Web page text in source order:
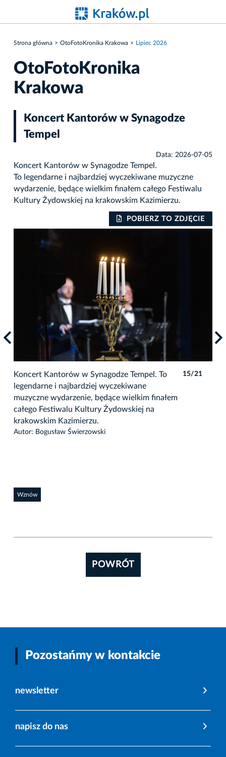
Strona główna OtoFotoKronika Krakowa Lipiec 2026
OtoFotoKronika
Krakowa
Koncert Kantorów w Synagodze
Tempel
Data: 2026-07-05
Koncert Kantorów w Synagodze Tempel.
To legendarne i najbardziej wyczekiwane muzyczne
wydarzenie, będące wielkim finałem całego Festiwalu
Kultury Żydowskiej na krakowskim Kazimierzu.
POBIERZ TO ZDJĘCIE
Koncert Kantorów w Synagodze Tempel. To
legendarne i najbardziej wyczekiwane
muzyczne wydarzenie, będące wielkim finałem
całego Festiwalu Kultury Żydowskiej na
krakowskim Kazimierzu.
Autor: Bogusław Świerzowski
15/21
Wznów
POWRÓT
Pozostańmy w kontakcie
newsletter
napisz do nas